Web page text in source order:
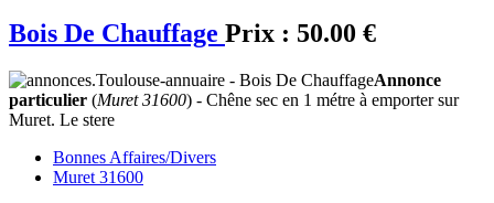
Bois De Chauffage Prix : 50.00 €
Annonce
particulier (Muret 31600) - Chêne sec en 1 métre à emporter sur
Muret. Le stere
Bonnes Affaires/Divers
Muret 31600